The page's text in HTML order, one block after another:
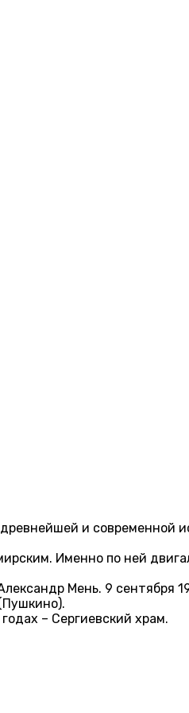
и современной
Именно по ней
Мень. 9 сентября
– Сергиевский храм.